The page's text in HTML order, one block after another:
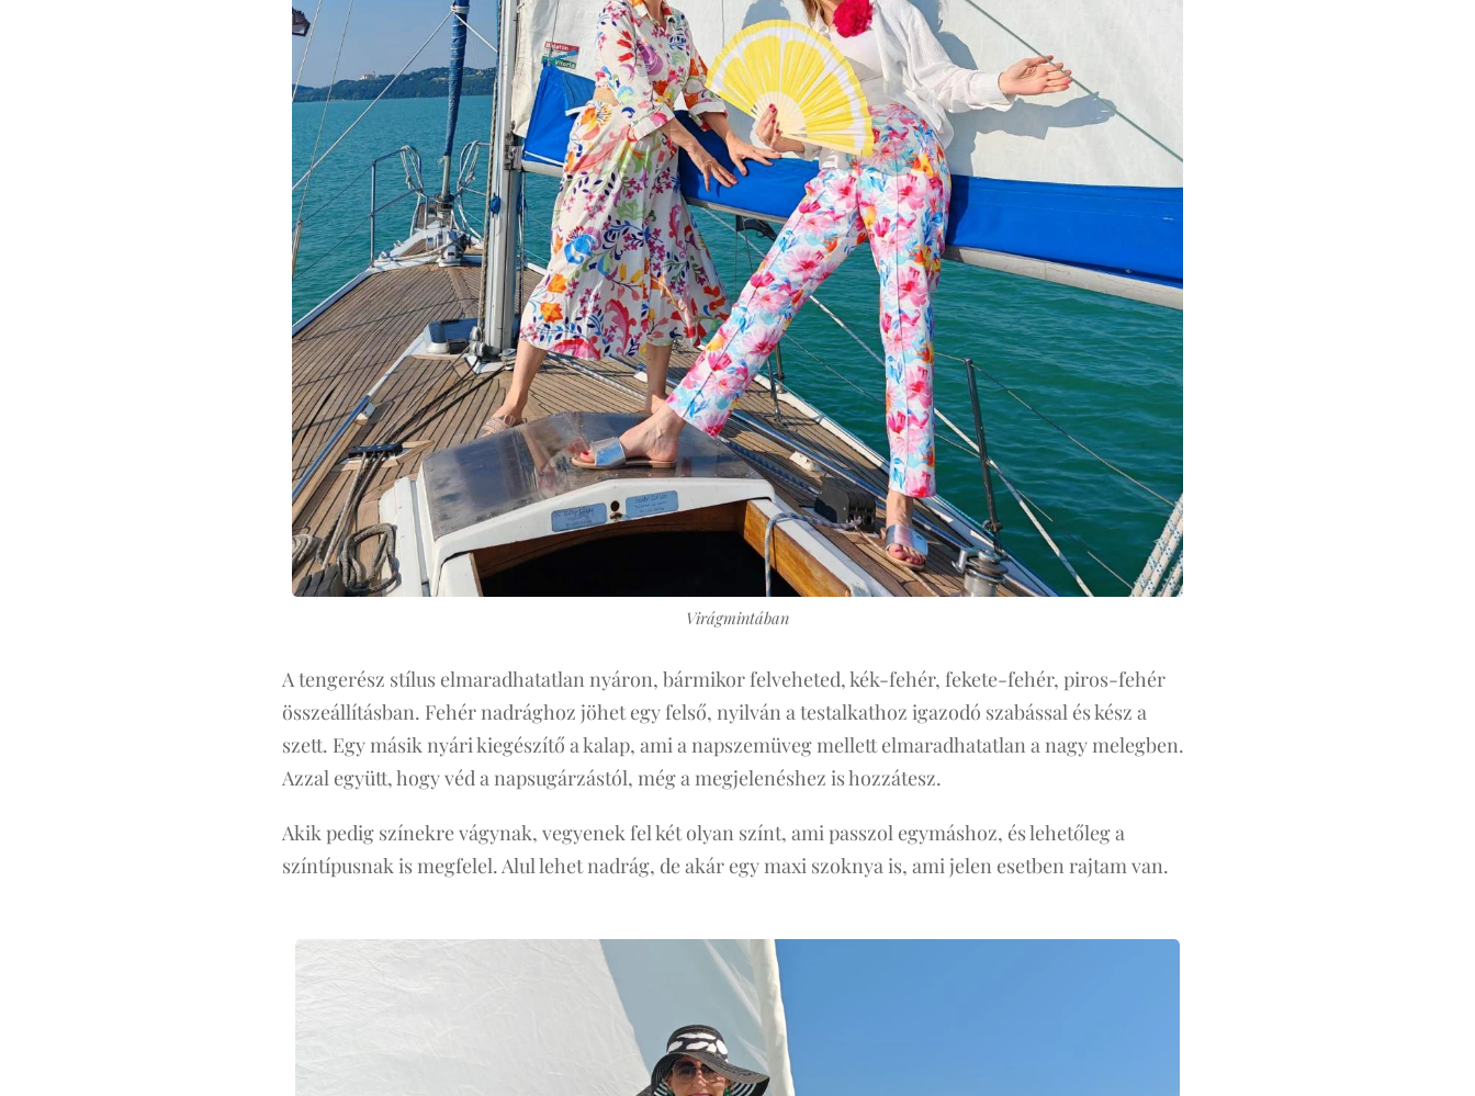
Virágmintában
A tengerész stílus elmaradhatatlan nyáron, bármikor felveheted, kék-fehér, fekete-fehér, piros-fehér
összeállításban. Fehér nadrághoz jöhet egy felső, nyilván a testalkathoz igazodó szabással és kész a
szett. Egy másik nyári kiegészítő a kalap, ami a napszemüveg mellett elmaradhatatlan a nagy melegben.
Azzal együtt, hogy véd a napsugárzástól, még a megjelenéshez is hozzátesz.
Akik pedig színekre vágynak, vegyenek fel két olyan színt, ami passzol egymáshoz, és lehetőleg a
színtípusnak is megfelel. Alul lehet nadrág, de akár egy maxi szoknya is, ami jelen esetben rajtam van.